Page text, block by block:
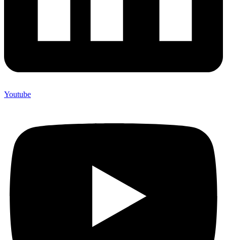
Youtube